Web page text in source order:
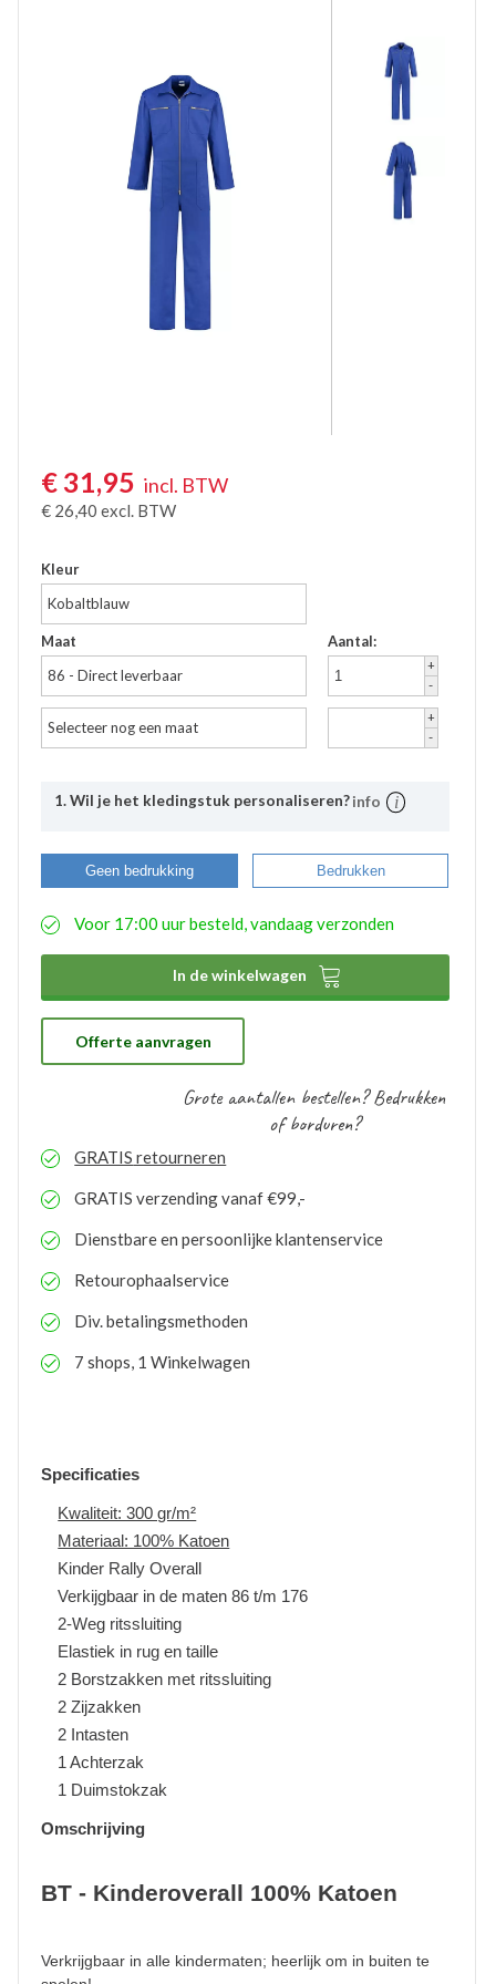
Tuinbroeken Vlamvertragend Antist.
€ 31,95 incl. BTW
€ 26,40 excl. BTW
Kleur
Kobaltblauw
Maat
86 - Direct leverbaar
Aantal:
+
-
Selecteer nog een maat
+
-
1. Wil je het kledingstuk personaliseren?info
Bij Bevazet kunt u uw bedrijfskleding ook laten
bedrukken. Middels onderstaande stappen kunt u
aangemaakte bedrukkingsprofielen worden
hoeft u bij eventuele nabestellingen niet nogmaals het
proces te doorlopen. De bestelde logo’s kunnen door
ons gratis op voorraad gehouden worden. Bij eventuele
nabestellingen is uw voorraad bekend en kunt u de
logo’s toepassen op elk gewenste artikel.
Geen bedrukking Bedrukken
Voor 17:00 uur besteld, vandaag verzonden
In de winkelwagen 
Offerte aanvragen
Grote aantallen bestellen? Bedrukken
of borduren?
GRATIS retourneren
GRATIS verzending vanaf €99,-
Dienstbare en persoonlijke klantenservice
Retourophaalservice
Div. betalingsmethoden
7 shops, 1 Winkelwagen
Specificaties
Kwaliteit: 300 gr/m²
Materiaal: 100% Katoen
Kinder Rally Overall
Verkijgbaar in de maten 86 t/m 176
2-Weg ritssluiting
Elastiek in rug en taille
2 Borstzakken met ritssluiting
2 Zijzakken
2 Intasten
1 Achterzak
1 Duimstokzak
Omschrijving
BT - Kinderoverall 100% Katoen
Verkrijgbaar in alle kindermaten; heerlijk om in buiten te